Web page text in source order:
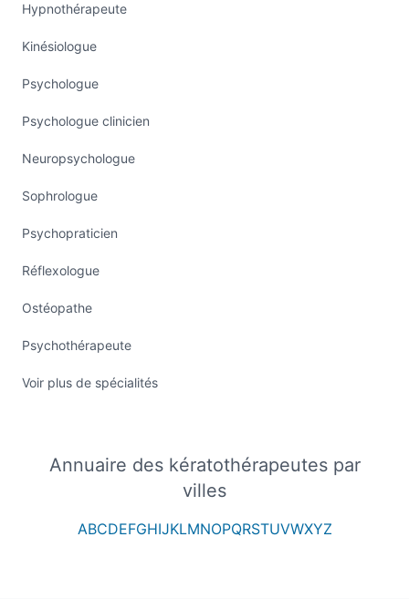
Hypnothérapeute
Kinésiologue
Psychologue
Psychologue clinicien
Neuropsychologue
Sophrologue
Psychopraticien
Réflexologue
Ostéopathe
Psychothérapeute
Voir plus de spécialités
Annuaire des kératothérapeutes par
villes
ABCDEFGHIJKLMNOPQRSTUVWXYZ